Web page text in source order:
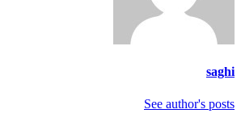
saghi
See author's posts